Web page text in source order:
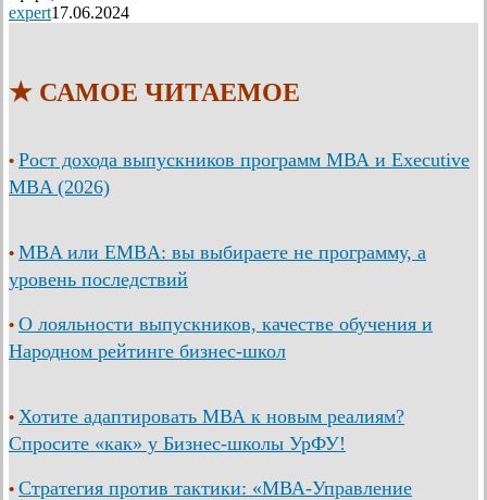
expert17.06.2024
★ САМОЕ ЧИТАЕМОЕ
• Рост дохода выпускников программ МВА и Executive
MBA (2026)
• MBA или EMBA: вы выбираете не программу, а
уровень последствий
• О лояльности выпускников, качестве обучения и
Народном рейтинге бизнес-школ
• Хотите адаптировать МВА к новым реалиям?
Спросите «как» у Бизнес-школы УрФУ!
• Стратегия против тактики: «МВА-Управление